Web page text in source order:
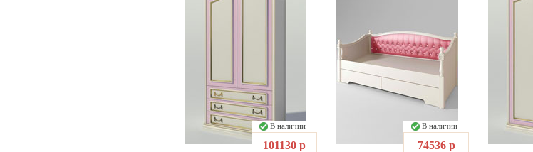
В наличии
101130 р
В наличии
74536 р